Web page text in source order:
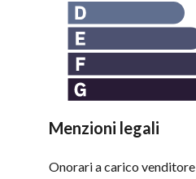
Menzioni legali
Onorari a carico venditore